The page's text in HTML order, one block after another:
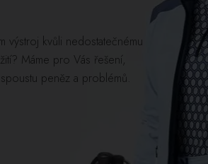
výstroj kvůli nedostatečnému
Máme pro Vás řešení,
peněz a problémů.